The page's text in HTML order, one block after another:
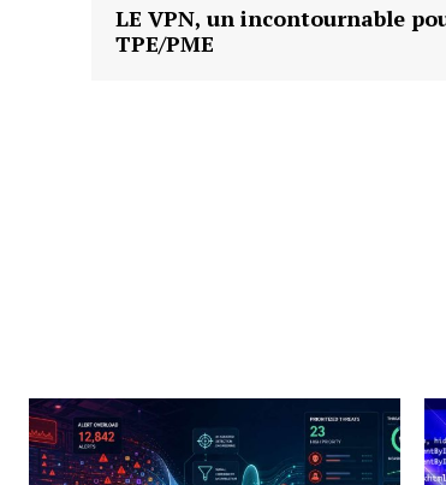
LE VPN, un incontournable
TPE/PME